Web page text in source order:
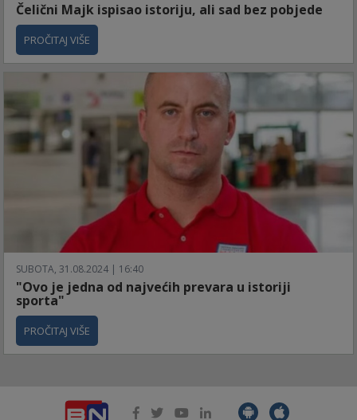
Čelični Majk ispisao istoriju, ali sad bez pobjede
PROČITAJ VIŠE
SUBOTA, 31.08.2024 | 16:40
"Ovo je jedna od najvećih prevara u istoriji
sporta"
PROČITAJ VIŠE